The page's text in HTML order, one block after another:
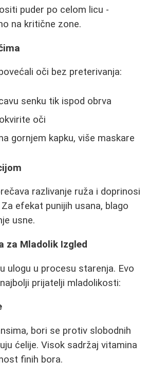
puder po celom licu -
na kritične zone.
oči bez preterivanja:
senku tik ispod obrva
oči
gornjem kapku, više maskare
razlivanje ruža i doprinosi
efekat punijih usana, blago
usne.
za Mladolik Izgled
ulogu u procesu starenja. Evo
prijatelji mladolikosti:
bori se protiv slobodnih
ćelije. Visok sadržaj vitamina
finih bora.